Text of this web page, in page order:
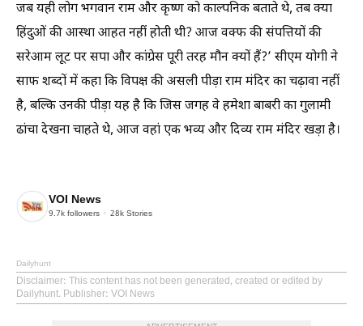
जब यही लोग भगवान राम और कृष्ण को काल्पनिक बताते थे, तब क्या
हिंदुओं की आस्था आहत नहीं होती थी? आज वक्फ की संपत्तियों की
सरेआम लूट पर सपा और कांग्रेस पूरी तरह मौन क्यों हैं?’ सीएम योगी ने
साफ शब्दों में कहा कि विपक्ष की असली पीड़ा राम मंदिर का चढ़ावा नहीं
है, बल्कि उनकी पीड़ा यह है कि जिस जगह वे हमेशा बाबरी का गुलामी
ढांचा देखना चाहते थे, आज वहां एक भव्य और दिव्य राम मंदिर खड़ा है।
VOI News
9.7k followers 28k Stories
Dailyhunt
Disclaimer: This content has not been generated, created or edited by
Dailyhunt. Publisher: VOI News